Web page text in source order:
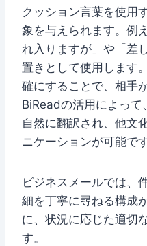
クッション言葉を使用
象を与えられます。例
れ入りますが」や「差
置きとして使用します
確にすることで、相手
BiReadの活用によっ
自然に翻訳され、他文
ニケーションが可能です
ビジネスメールでは、
細を丁寧に尋ねる構成
に、状況に応じた適切
す。